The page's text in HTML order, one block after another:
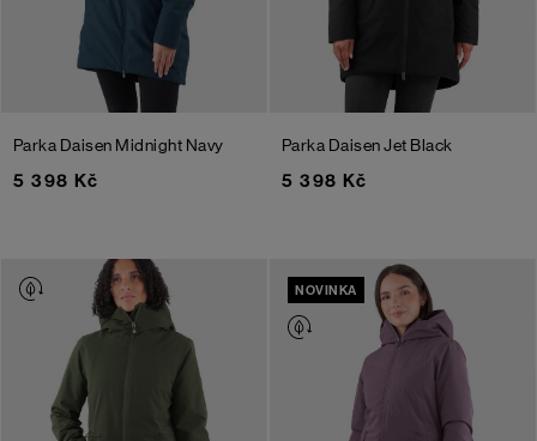
Parka Daisen Midnight Navy
5 398 Kč
Parka DaisenJet Black
5 398 Kč
NOVINKA